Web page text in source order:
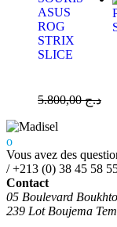
د.ج5.800,00
Vous avez des
/ +213 (0) 38 45 58
Contact
05 Boulevard
239 Lot Boujema